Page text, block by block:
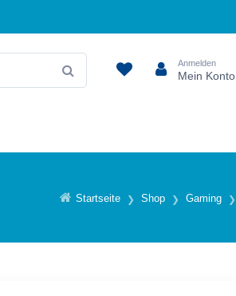
Anmelden
Mein Konto
Startseite Shop Gaming